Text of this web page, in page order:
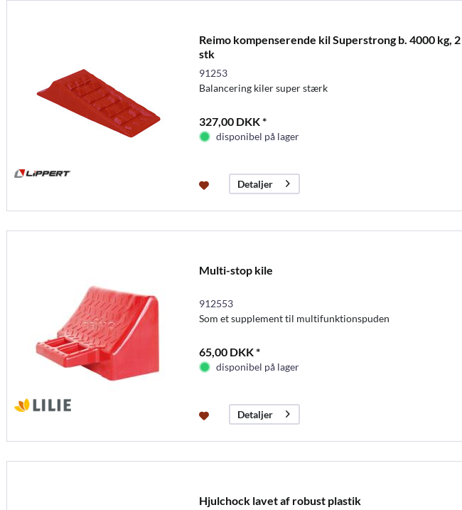
Reimo kompenserende kil Superstrong b. 4000 kg, 2
stk
91253
Balancering kiler super stærk
327,00 DKK *
disponibel på lager
Detaljer
Multi-stop kile
912553
Som et supplement til multifunktionspuden
65,00 DKK *
disponibel på lager
Detaljer
Hjulchock lavet af robust plastik